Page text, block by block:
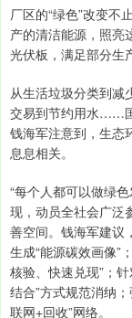
厂区的“绿色”改变不
产的清洁能源，照亮
光伏板，满足部分生
从生活垃圾分类到减
交易到节约用水……
钱海军注意到，生态
息息相关。
“每个人都可以做绿
现，动员全社会广泛
善空间。钱海军建议
生成“能源碳效画像”
核验、快速兑现”；
结合”方式规范消纳
联网+回收”网络。